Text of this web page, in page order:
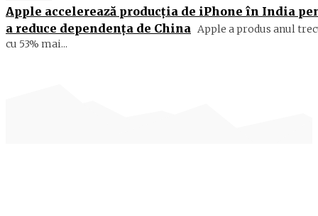
Apple accelerează producția de iPhone în India
a reduce dependența de China Apple a produs anul
cu 53% mai...